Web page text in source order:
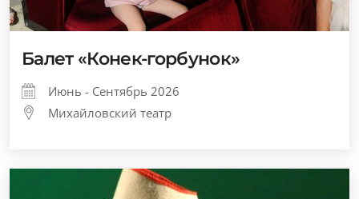
Балет «Конек-горбунок»
Июнь - Сентябрь 2026
Михайловский театр